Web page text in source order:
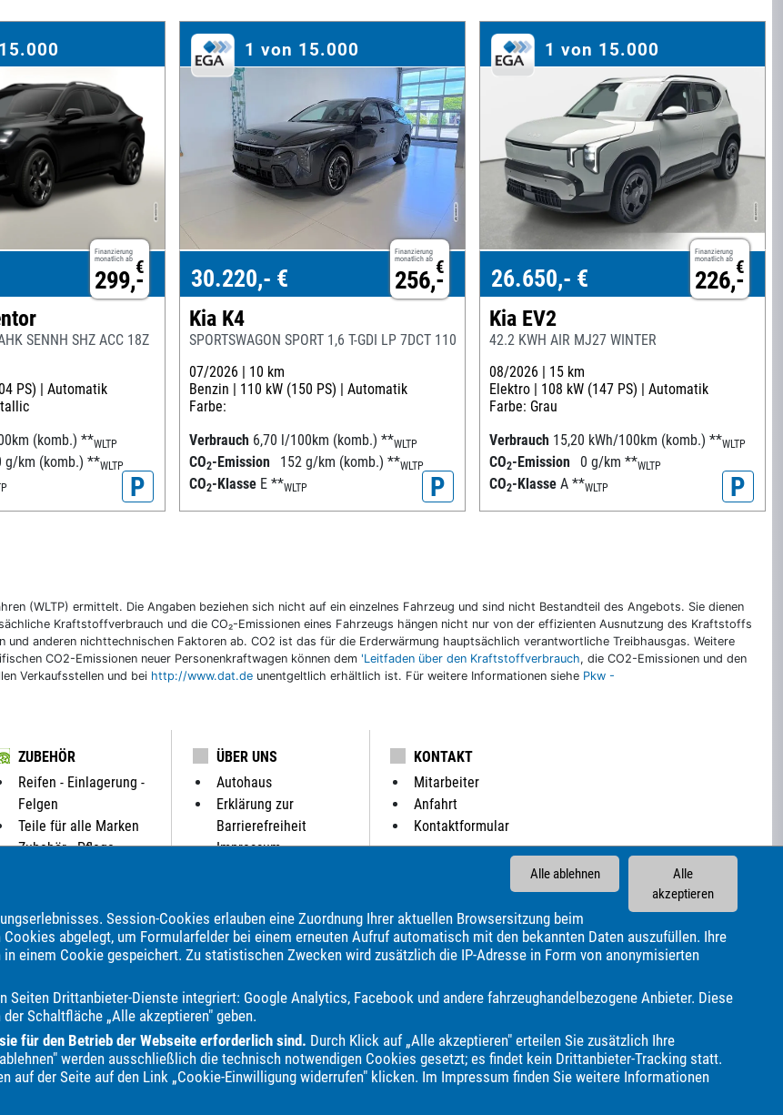
Alle
akzeptieren
Alle ablehnen
Session-Cookies erlauben eine Zuordnung Ihrer aktuellen Browsersitzung beim
abgelegt, um Formularfelder bei einem erneuten Aufruf automatisch mit den bekannten Daten auszufüllen. Ihre
einem Cookie gespeichert. Zu statistischen Zwecken wird zusätzlich die IP-Adresse in Form von anonymisierten
Drittanbieter-Dienste integriert: Google Analytics, Facebook und andere fahrzeughandelbezogene Anbieter. Diese
Schaltfläche „Alle akzeptieren" geben.
für den Betrieb der Webseite erforderlich sind. Durch Klick auf „Alle akzeptieren" erteilen Sie zusätzlich Ihre
werden ausschließlich die technisch notwendigen Cookies gesetzt; es findet kein Drittanbieter-Tracking statt.
auf der Seite auf den Link „Cookie-Einwilligung widerrufen" klicken. Im Impressum finden Sie weitere Informationen
Finanzierung
monatlich ab €
299,-
SENNH SHZ ACC 18Z
PS) | Automatik
(komb.) **WLTP
g/km (komb.) **WLTP
P
1 von 15.000
Finanzierung
monatlich ab €
256,-
30.220,- €
Kia K4
SPORTSWAGON SPORT 1,6 T-GDI LP 7DCT 110KW (150PS) GT-LINE-PAKET,
07/2026 | 10 km
Benzin | 110 kW (150 PS) | Automatik
Farbe:
Verbrauch 6,70 l/100km (komb.) **WLTP
CO2-Emission 152 g/km (komb.) **WLTP
CO2-Klasse E **WLTP P
1 von 15.000
Finanzierung
monatlich ab €
226,-
26.650,- €
Kia EV2
42.2 KWH AIR MJ27 WINTER
08/2026 | 15 km
Elektro | 108 kW (147 PS) | Automatik
Farbe: Grau
Verbrauch 15,20 kWh/100km (komb.) **WLTP
CO2-Emission 0 g/km **WLTP
CO2-Klasse A **WLTP P
(WLTP) ermittelt. Die Angaben beziehen sich nicht auf ein einzelnes Fahrzeug und sind nicht Bestandteil des Angebots. Sie dienen
Kraftstoffverbrauch und die CO₂-Emissionen eines Fahrzeugs hängen nicht nur von der effizienten Ausnutzung des Kraftstoffs
anderen nichttechnischen Faktoren ab. CO2 ist das für die Erderwärmung hauptsächlich verantwortliche Treibhausgas. Weitere
CO2-Emissionen neuer Personenkraftwagen können dem 'Leitfaden über den Kraftstoffverbrauch, die CO2-Emissionen und den
Verkaufsstellen und bei http://www.dat.deunentgeltlich erhältlich ist. Für weitere Informationen siehe Pkw -
ZUBEHÖR
Reifen - Einlagerung -
Felgen
Teile für alle Marken
Zubehör - Pflege
ÜBER UNS
Autohaus
Erklärung zur
Barrierefreiheit
Impressum
KONTAKT
Mitarbeiter
Anfahrt
Kontaktformular
Jahreswagen und Neuwagen folgender Automarken an:
Dodge Econelo Etrusco Eura Mobil Fendt Fiat Ford Forster Foton GWM Geely Genesis
Harley-
Iveco JAC Jaecoo Jaguar Jeep
Mercedes-Benz Mitsubishi Mooveo Nissan Omoda Opel Peugeot Piaggio Polestar Porsche
Subaru Suzuki T@b Tabbert Tesla Toyota Volkswagen Volvo Weinsberg Zeekr e.GO